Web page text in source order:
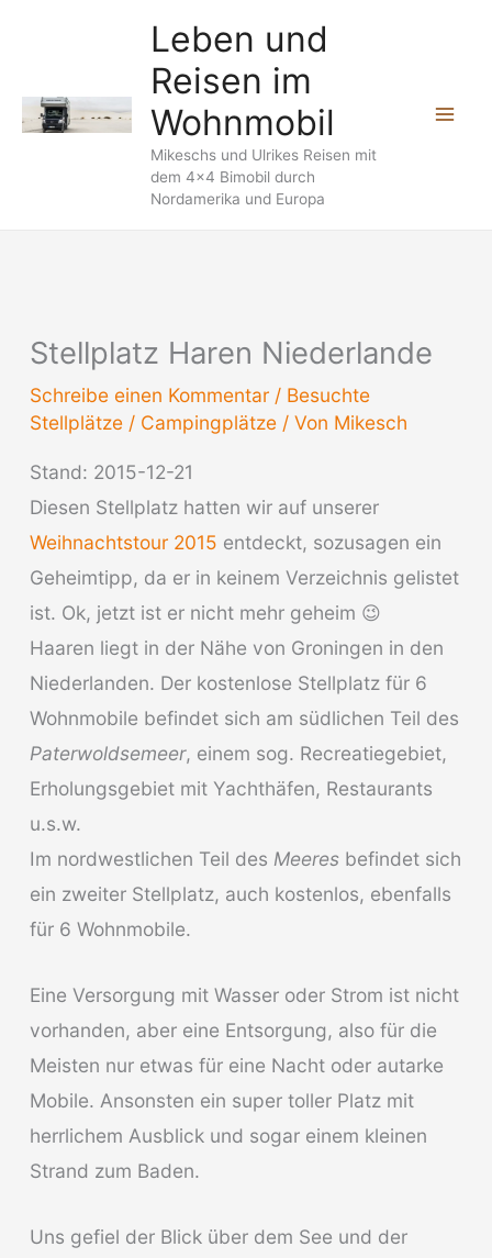
Leben und
Reisen im
Wohnmobil
Mikeschs und Ulrikes Reisen mit
dem 4x4 Bimobil durch
Nordamerika und Europa
Stellplatz Haren Niederlande
Schreibe einen Kommentar / Besuchte
Stellplätze / Campingplätze/ Von Mikesch
Stand: 2015-12-21
Diesen Stellplatz hatten wir auf unserer
Weihnachtstour 2015 entdeckt, sozusagen ein
Geheimtipp, da er in keinem Verzeichnis gelistet
ist. Ok, jetzt ist er nicht mehr geheim 😉
Haaren liegt in der Nähe von Groningen in den
Niederlanden. Der kostenlose Stellplatz für 6
Wohnmobile befindet sich am südlichen Teil des
Paterwoldsemeer, einem sog. Recreatiegebiet,
Erholungsgebiet mit Yachthäfen, Restaurants
u.s.w.
Im nordwestlichen Teil des Meeresbefindet sich
ein zweiter Stellplatz, auch kostenlos, ebenfalls
für 6 Wohnmobile.
Eine Versorgung mit Wasser oder Strom ist nicht
vorhanden, aber eine Entsorgung, also für die
Meisten nur etwas für eine Nacht oder autarke
Mobile. Ansonsten ein super toller Platz mit
herrlichem Ausblick und sogar einem kleinen
Strand zum Baden.
Uns gefiel der Blick über dem See und der